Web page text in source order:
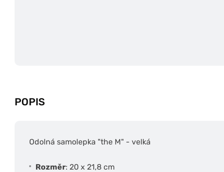
POPIS
Odolná samolepka "the M" - velká
Rozměr: 20 x 21,8 cm